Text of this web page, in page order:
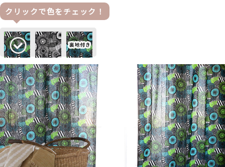
クリックで色をチェック！